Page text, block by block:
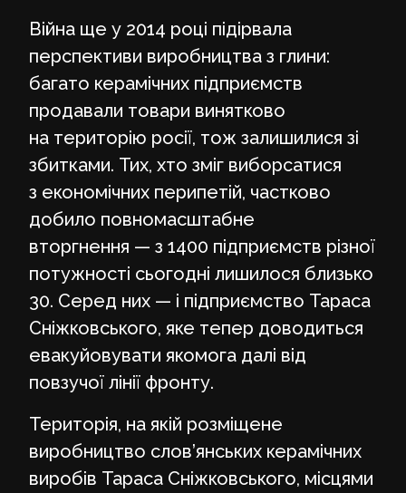
Війна ще у 2014 році підірвала
перспективи виробництва з глини:
багато керамічних підприємств
продавали товари винятково
на територію росії, тож залишилися зі
збитками. Тих, хто зміг виборсатися
з економічних перипетій, частково
добило повномасштабне
вторгнення — з 1400 підприємств різної
потужності сьогодні лишилося близько
30. Серед них — і підприємство Тараса
Сніжковського, яке тепер доводиться
евакуйовувати якомога далі від
повзучої лінії фронту.
Територія, на якій розміщене
виробництво слов’янських керамічних
виробів Тараса Сніжковського, місцями